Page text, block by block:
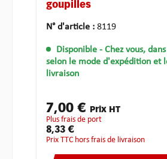
goupilles
N° d'article : 8119
Disponible - Chez vous,
selon le mode d'expédition et
livraison
7,00 € Prix HT
plus frais de port
8,33 €
Prix TTC hors frais de livraison